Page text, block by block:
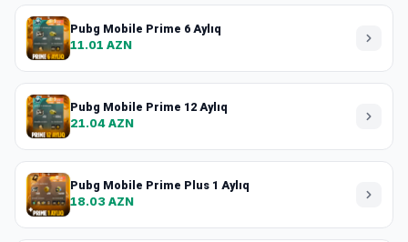
Pubg Mobile Prime 6 Aylıq
11.01 AZN
Pubg Mobile Prime 12 Aylıq
21.04 AZN
Pubg Mobile Prime Plus 1 Aylıq
18.03 AZN